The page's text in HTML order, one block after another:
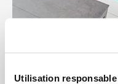
Utilisation